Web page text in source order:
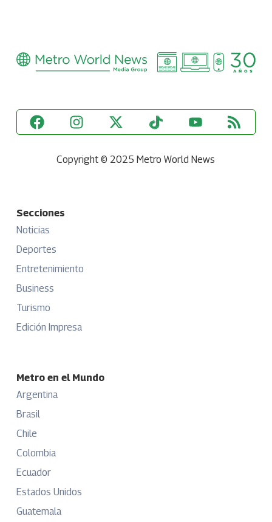
Copyright © 2025 Metro World News
Secciones
Noticias
Deportes
Entretenimiento
Business
Turismo
Edición Impresa
Metro en el Mundo
Argentina
Brasil
Chile
Colombia
Ecuador
Estados Unidos
Guatemala